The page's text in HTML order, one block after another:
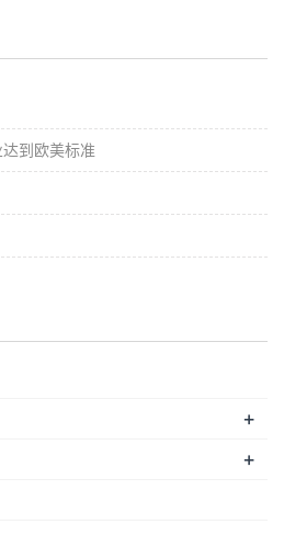
到欧美标准
+
+